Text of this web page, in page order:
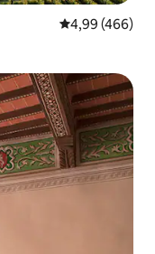
Évaluation
4,99 (466)